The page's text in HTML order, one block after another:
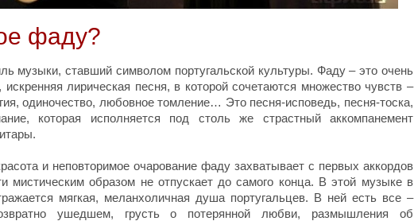
фаду?
музыки, ставший символом португальской культуры. Фаду – это очень
искренняя лирическая песня, в которой сочетаются множество чувств –
одиночество, любовное томление… Это песня-исповедь, песня-тоска,
которая исполняется под столь же страстный аккомпанемент
и неповторимое очарование фаду захватывает с первых аккордов
мистическим образом не отпускает до самого конца. В этой музыке в
мягкая, меланхоличная душа португальцев. В ней есть все –
ушедшем, грусть о потерянной любви, размышления об